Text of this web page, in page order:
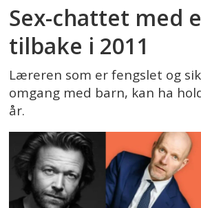
Sex-chattet med
tilbake i 2011
Læreren som er fengslet og
omgang med barn, kan ha
år.